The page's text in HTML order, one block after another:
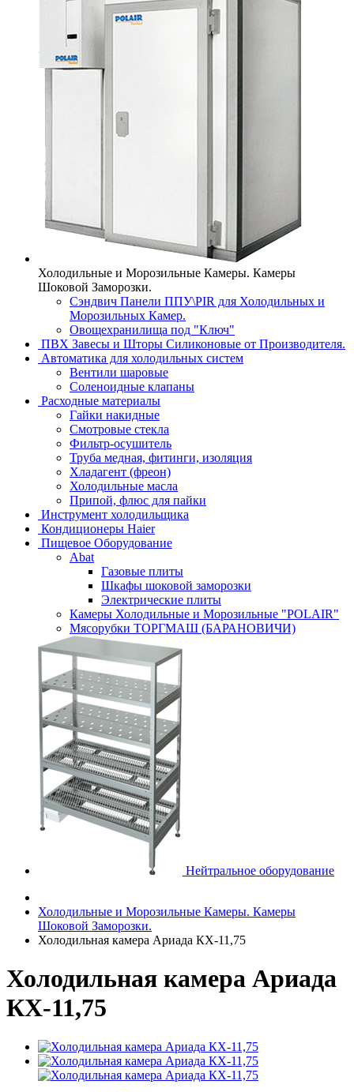
Холодильные и Морозильные Камеры. Камеры
Шоковой Заморозки.
Сэндвич Панели ППУ\PIR для Холодильных и
Морозильных Камер.
Овощехранилища под "Ключ"
ПВХ Завесы и Шторы Силиконовые от Производителя.
Автоматика для холодильных систем
Вентили шаровые
Соленоидные клапаны
Расходные материалы
Гайки накидные
Смотровые стекла
Фильтр-осушитель
Труба медная, фитинги, изоляция
Хладагент (фреон)
Холодильные масла
Припой, флюс для пайки
Инструмент холодильщика
Кондиционеры Haier
Пищевое Оборудование
Abat
Газовые плиты
Шкафы шоковой заморозки
Электрические плиты
Камеры Холодильные и Морозильные "POLAIR"
Мясорубки ТОРГМАШ (БАРАНОВИЧИ)
Нейтральное оборудование
Холодильные и Морозильные Камеры. Камеры
Шоковой Заморозки.
Холодильная камера Ариада КХ-11,75
Холодильная камера Ариада
КХ-11,75